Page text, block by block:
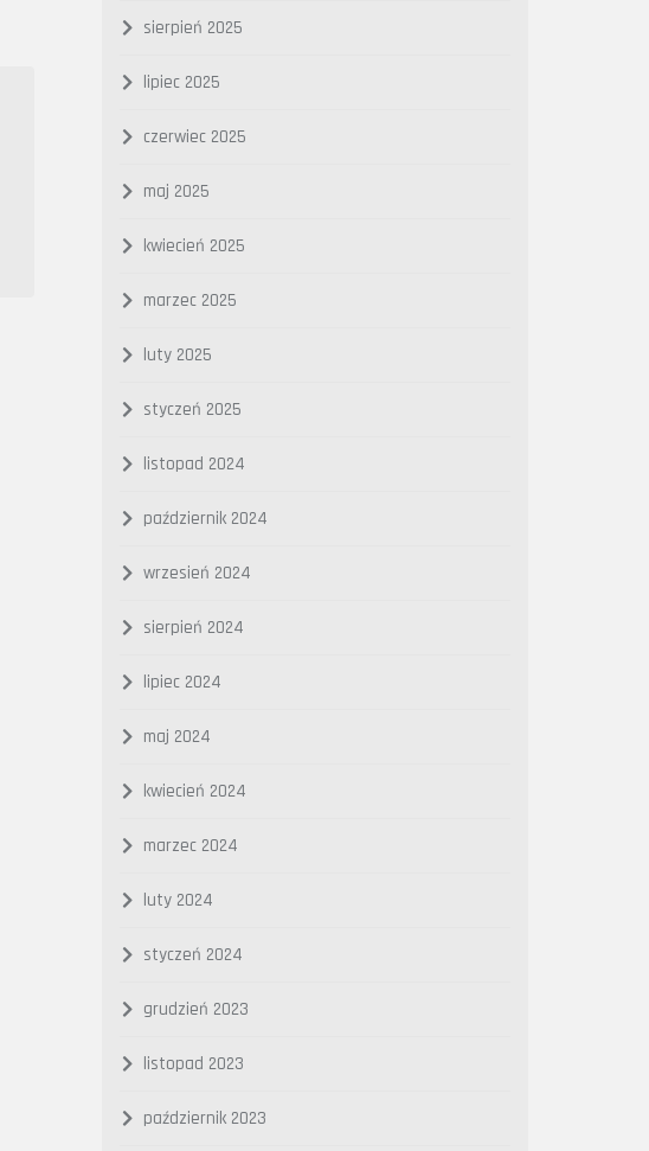
sierpień 2025
lipiec 2025
czerwiec 2025
maj 2025
kwiecień 2025
marzec 2025
luty 2025
styczeń 2025
listopad 2024
październik 2024
wrzesień 2024
sierpień 2024
lipiec 2024
maj 2024
kwiecień 2024
marzec 2024
luty 2024
styczeń 2024
grudzień 2023
listopad 2023
październik 2023